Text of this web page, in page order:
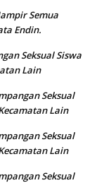
Semua
Endin.
Seksual Siswa
Lain
Seksual
Lain
Seksual
Lain
Seksual